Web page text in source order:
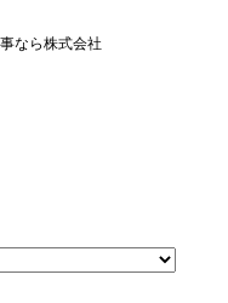
なら株式会社